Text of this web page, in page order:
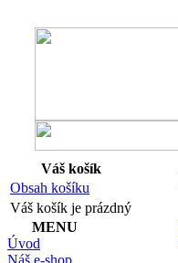
Váš košík
Obsah košíku
Váš košík je prázdný
MENU
Úvod
Náš e-shop